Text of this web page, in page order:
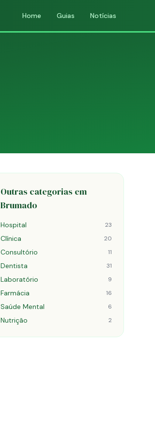
Home Guias Notícias
Outras categorias em
Brumado
Hospital 23
Clínica 20
Consultório 11
Dentista 31
Laboratório 9
Farmácia 16
Saúde Mental 6
Nutrição 2